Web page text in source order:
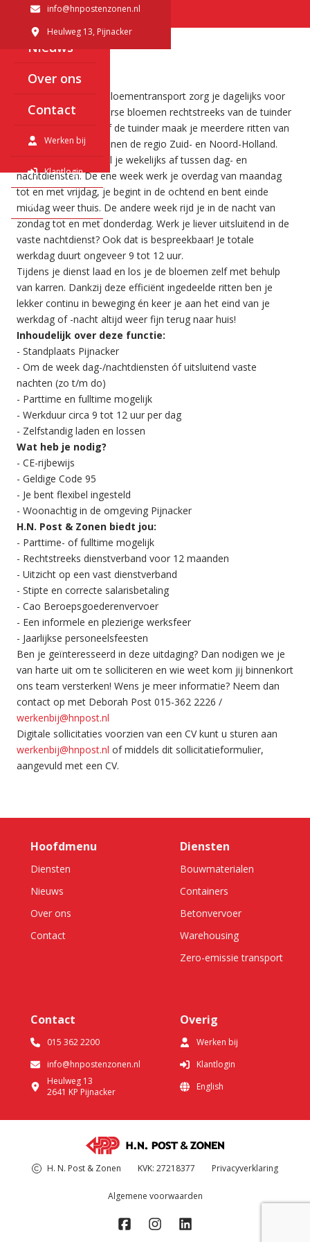
Diensten
Nieuws
Over ons
Contact
info@hnpostenzonen.nl
Heulweg 13
, 2641 KP , Pijnacker
Werken bij
Klantlogin
Wat ga je doen?
Als chauffeur in het bloementransport zorg je dagelijks voor
het vervoeren van verse bloemen rechtstreeks van de tuinder
naar de veiling. Vanaf de tuinder maak je meerdere ritten van
circa 3 uur per rit, binnen de regio Zuid- en Noord-Holland.
In deze functie wissel je wekelijks af tussen dag- en
nachtdiensten. De ene week werk je overdag van maandag
tot en met vrijdag, je begint in de ochtend en bent einde
middag weer thuis. De andere week rijd je in de nacht van
zondag tot en met donderdag. Werk je liever uitsluitend in de
vaste nachtdienst? Ook dat is bespreekbaar! Je totale
werkdag duurt ongeveer 9 tot 12 uur.
Tijdens je dienst laad en los je de bloemen zelf met behulp
van karren. Dankzij deze efficiënt ingedeelde ritten ben je
lekker continu in beweging én keer je aan het eind van je
werkdag of -nacht altijd weer fijn terug naar huis!
Inhoudelijk over deze functie:
- Standplaats Pijnacker
- Om de week dag-/nachtdiensten óf uitsluitend vaste
nachten (zo t/m do)
- Parttime en fulltime mogelijk
- Werkduur circa 9 tot 12 uur per dag
- Zelfstandig laden en lossen
Wat heb je nodig?
- CE-rijbewijs
- Geldige Code 95
- Je bent flexibel ingesteld
- Woonachtig in de omgeving Pijnacker
H.N. Post & Zonen biedt jou:
- Parttime- of fulltime mogelijk
- Rechtstreeks dienstverband voor 12 maanden
- Uitzicht op een vast dienstverband
- Stipte en correcte salarisbetaling
- Cao Beroepsgoederenvervoer
- Een informele en plezierige werksfeer
- Jaarlijkse personeelsfeesten
Ben je geïnteresseerd in deze uitdaging? Dan nodigen we je
van harte uit om te solliciteren en wie weet kom jij binnenkort
ons team versterken! Wens je meer informatie? Neem dan
contact op met Deborah Post 015-362 2226 /
werkenbij@hnpost.nl
Digitale sollicitaties voorzien van een CV kunt u sturen aan
werkenbij@hnpost.nl of middels dit sollicitatieformulier,
aangevuld met een CV.
Hoofdmenu
Diensten
Nieuws
Over ons
Contact
Diensten
Bouwmaterialen
Containers
Betonvervoer
Warehousing
Zero-emissie transport
Contact
015 362 2200
info@hnpostenzonen.nl
Heulweg 13
2641 KP Pijnacker
Overig
Werken bij
Klantlogin
English
H. N. Post & Zonen KVK: 27218377 Privacyverklaring
Algemene voorwaarden
Bezoek ons op Facebook
Bezoek ons op Instagram
Bezoek ons op LinkedIn